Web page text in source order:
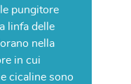
pungitore
linfa delle
nella
in cui
cicaline sono